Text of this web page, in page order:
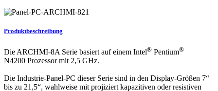
Produktbeschreibung
Die ARCHMI-8A Serie basiert auf einem Intel® Pentium®
N4200 Prozessor mit 2,5 GHz.
Die Industrie-Panel-PC dieser Serie sind in den Display-Größen 7“
bis zu 21,5“, wahlweise mit projiziert kapazitiven oder resistiven